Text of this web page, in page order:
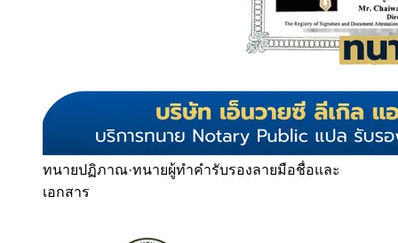
ทนายปฏิภาณ·ทนายผู้ทำคำรับรองลายมือชื่อและ
เอกสาร